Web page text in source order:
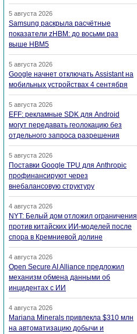
5 августа 2026
Samsung раскрыла расчётные
показатели zHBM: до восьми раз
выше HBM5
5 августа 2026
Google начнет отключать Assistant на
мобильных устройствах 4 сентября
5 августа 2026
EFF: рекламные SDK для Android
могут передавать геолокацию без
отдельного запроса разрешения
5 августа 2026
Поставки Google TPU для Anthropic
профинансируют через
внебалансовую структуру
4 августа 2026
NYT: Белый дом отложил ограничения
против китайских ИИ-моделей после
спора в Кремниевой долине
4 августа 2026
Open Secure AI Alliance предложил
механизм обмена данными об
инцидентах с ИИ
4 августа 2026
Mariana Minerals привлекла $310 млн
на автоматизацию добычи и